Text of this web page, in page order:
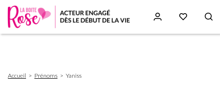
d'Ariane
Accueil Prénoms Yaniss